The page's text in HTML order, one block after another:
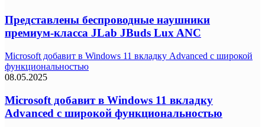
Представлены беспроводные наушники
премиум-класса JLab JBuds Lux ANC
Microsoft добавит в Windows 11 вкладку Advanced с широкой
функциональностью
08.05.2025
Microsoft добавит в Windows 11 вкладку
Advanced с широкой функциональностью